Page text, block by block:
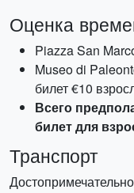
Оценка
Piazza San
Museo di
билет €10
Всего
билет для
Транспорт